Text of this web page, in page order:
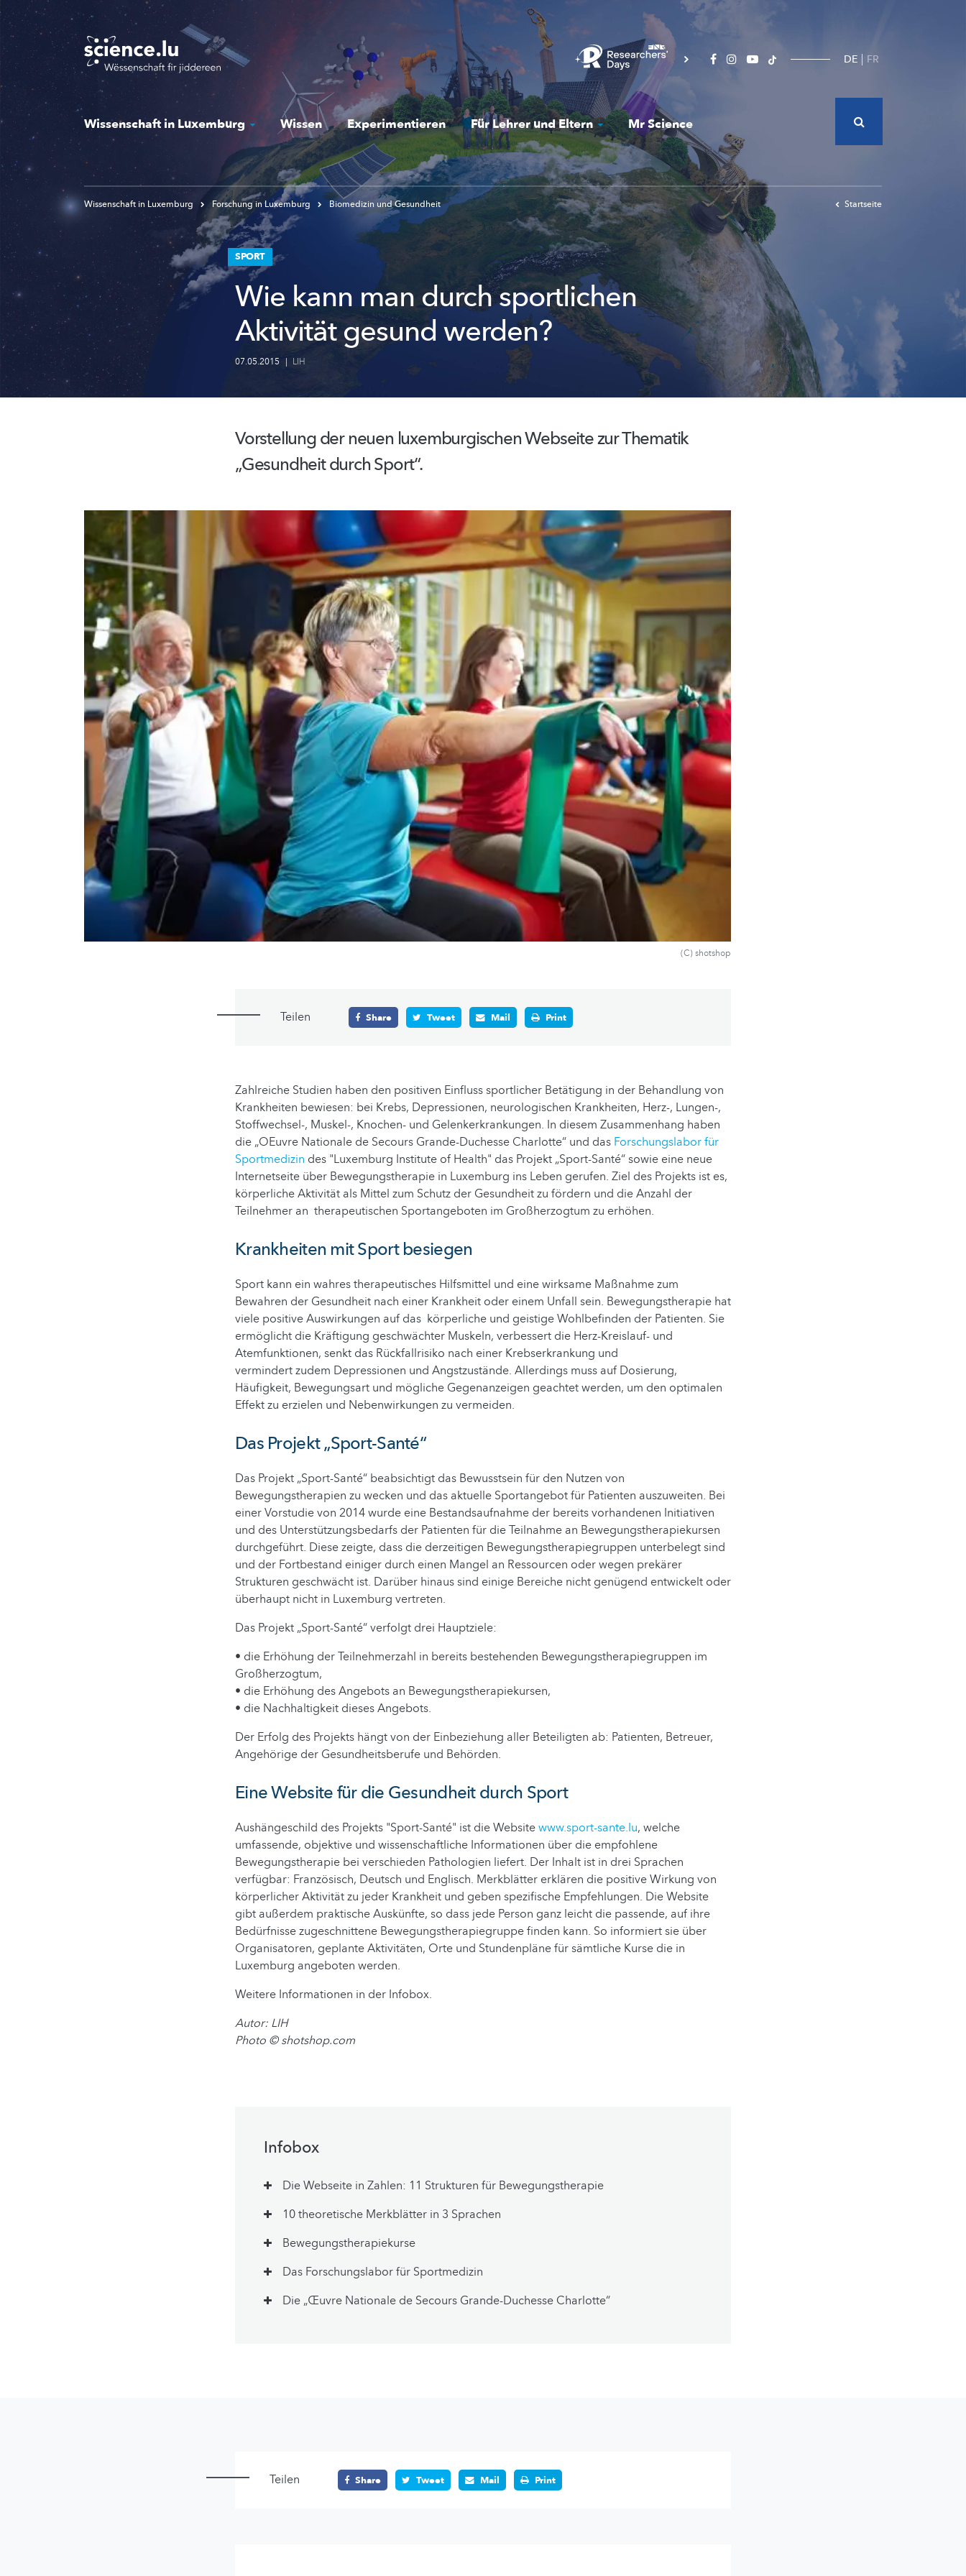
Skip
to
main
content
DE FR
Wissenschaft in Luxemburg Wissen Experimentieren Für Lehrer und Eltern Mr Science
Wissenschaft in Luxemburg Forschung in Luxemburg Biomedizin und Gesundheit Startseite
SPORT
Wie kann man durch sportlichen
Aktivität gesund werden?
07.05.2015 | LIH
Vorstellung der neuen luxemburgischenWebseite zur Thematik
„Gesundheit durch Sport“.
(C) shotshop
Teilen Share Tweet Mail Print
Zahlreiche Studien haben den positiven Einfluss sportlicher Betätigung in der Behandlung von
Krankheiten bewiesen: bei Krebs, Depressionen, neurologischen Krankheiten, Herz-, Lungen-,
Stoffwechsel-, Muskel-, Knochen- und Gelenkerkrankungen. In diesem Zusammenhang haben
die „OEuvre Nationale de Secours Grande-Duchesse Charlotte“ und das Forschungslabor für
Sportmedizin des "Luxemburg Institute of Health" das Projekt „Sport-Santé“ sowie eine neue
Internetseite über Bewegungstherapie in Luxemburg ins Leben gerufen. Ziel des Projekts ist es,
körperliche Aktivität als Mittel zum Schutz der Gesundheit zu fördern und die Anzahl der
Teilnehmer an therapeutischen Sportangeboten im Großherzogtum zu erhöhen.
Krankheiten mit Sport besiegen
Sport kann ein wahres therapeutisches Hilfsmittel und eine wirksame Maßnahme zum
Bewahren der Gesundheit nach einer Krankheit oder einem Unfall sein. Bewegungstherapie hat
viele positive Auswirkungen auf das körperliche und geistige Wohlbefinden der Patienten. Sie
ermöglicht die Kräftigung geschwächter Muskeln, verbessert die Herz-Kreislauf- und
Atemfunktionen, senkt das Rückfallrisiko nach einer Krebserkrankung und
vermindert zudem Depressionen und Angstzustände. Allerdings muss auf Dosierung,
Häufigkeit, Bewegungsart und mögliche Gegenanzeigen geachtet werden, um den optimalen
Effekt zu erzielen und Nebenwirkungen zu vermeiden.
Das Projekt „Sport-Santé“
Das Projekt „Sport-Santé“ beabsichtigt das Bewusstsein für den Nutzen von
Bewegungstherapien zu wecken und das aktuelle Sportangebot für Patienten auszuweiten. Bei
einer Vorstudie von 2014 wurde eine Bestandsaufnahme der bereits vorhandenen Initiativen
und des Unterstützungsbedarfs der Patienten für die Teilnahme an Bewegungstherapiekursen
durchgeführt. Diese zeigte, dass die derzeitigen Bewegungstherapiegruppen unterbelegt sind
und der Fortbestand einiger durch einen Mangel an Ressourcen oder wegen prekärer
Strukturen geschwächt ist. Darüber hinaus sind einige Bereiche nicht genügend entwickelt oder
überhaupt nicht in Luxemburg vertreten.
Das Projekt „Sport-Santé“ verfolgt drei Hauptziele:
• die Erhöhung der Teilnehmerzahl in bereits bestehenden Bewegungstherapiegruppen im
Großherzogtum,
• die Erhöhung des Angebots an Bewegungstherapiekursen,
• die Nachhaltigkeit dieses Angebots.
Der Erfolg des Projekts hängt von der Einbeziehung aller Beteiligten ab: Patienten, Betreuer,
Angehörige der Gesundheitsberufe und Behörden.
Eine Website für die Gesundheit durch Sport
Aushängeschild des Projekts "Sport-Santé" ist die Websitewww.sport-sante.lu, welche
umfassende, objektive und wissenschaftliche Informationen über die empfohlene
Bewegungstherapie bei verschieden Pathologien liefert. Der Inhalt ist in drei Sprachen
verfügbar: Französisch, Deutsch und Englisch. Merkblätter erklären die positive Wirkung von
körperlicher Aktivität zu jeder Krankheit und geben spezifische Empfehlungen. Die Website
gibt außerdem praktische Auskünfte, so dass jede Person ganz leicht die passende, auf ihre
Bedürfnisse zugeschnittene Bewegungstherapiegruppe finden kann. So informiert sie über
Organisatoren, geplante Aktivitäten, Orte und Stundenpläne für sämtliche Kurse die in
Luxemburg angeboten werden.
Weitere Informationen in der Infobox.
Autor: LIH
Photo © shotshop.com
Infobox
Die Webseite in Zahlen: 11 Strukturen für Bewegungstherapie
10 theoretische Merkblätter in 3 Sprachen
Bewegungstherapiekurse
Das Forschungslabor für Sportmedizin
Die „Œuvre Nationale de Secours Grande-Duchesse Charlotte“
Teilen Share Tweet Mail Print